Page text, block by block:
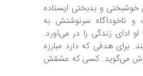
و بدبختی ایستاده
ناخودآگاه سرنوشتش به
ادای زندگی را در می‌آورد.
برای هدفی که دارد مبارزه
می‌گوید. کسی که عشقش